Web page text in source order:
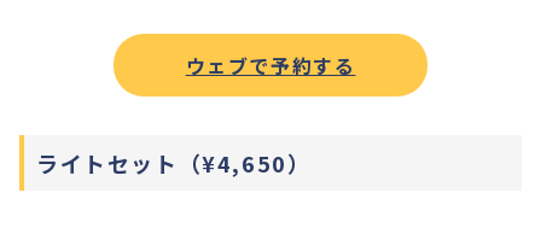
ウェブで予約する
ライトセット（¥4,650）